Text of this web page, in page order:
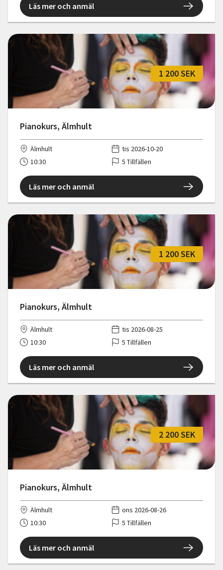
Läs mer och anmäl
Pianokurs, Älmhult
1 200 SEK
Älmhult
tis 2026-10-20
10:30
5 Tillfällen
Läs mer och anmäl
Pianokurs, Älmhult
1 200 SEK
Älmhult
tis 2026-08-25
10:30
5 Tillfällen
Läs mer och anmäl
Pianokurs, Älmhult
2 200 SEK
Älmhult
ons 2026-08-26
10:30
5 Tillfällen
Läs mer och anmäl